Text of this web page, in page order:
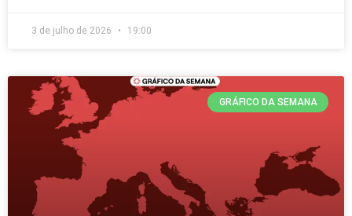
3 de julho de 2026 19:00
GRÁFICO DA SEMANA